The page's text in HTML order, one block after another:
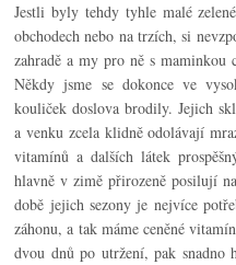
Jestli byly tehdy tyhle malé
obchodech nebo na trzích, si
zahradě a my pro ně s maminkou
Někdy jsme se dokonce ve
kouliček doslova brodily. Jejich
a venku zcela klidně odolávají
vitamínů a dalších látek
hlavně v zimě přirozeně posilují
době jejich sezony je nejvíce
záhonu, a tak máme ceněné
dvou dnů po utržení, pak